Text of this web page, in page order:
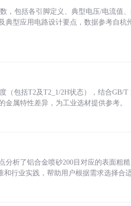
，包括各引脚定义、典型电压/电流值
典型应用电路设计要点，数据参考自杭
（包括T2及T2_1/2H状态），结合GB/
属特性差异，为工业选材提供参考。
析了铝合金喷砂200目对应的表面粗
行业实践，帮助用户根据需求选择合